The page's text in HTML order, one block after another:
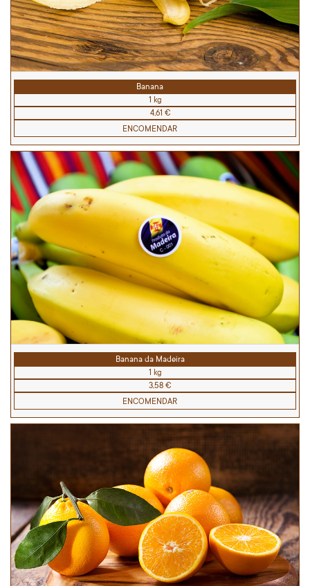
Banana
1 kg
4,61 €
ENCOMENDAR
Banana da Madeira
1 kg
3,58 €
ENCOMENDAR